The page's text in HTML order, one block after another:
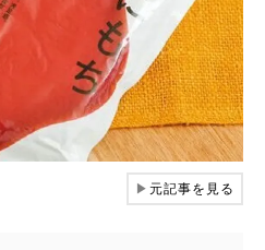
▶元記事を見る